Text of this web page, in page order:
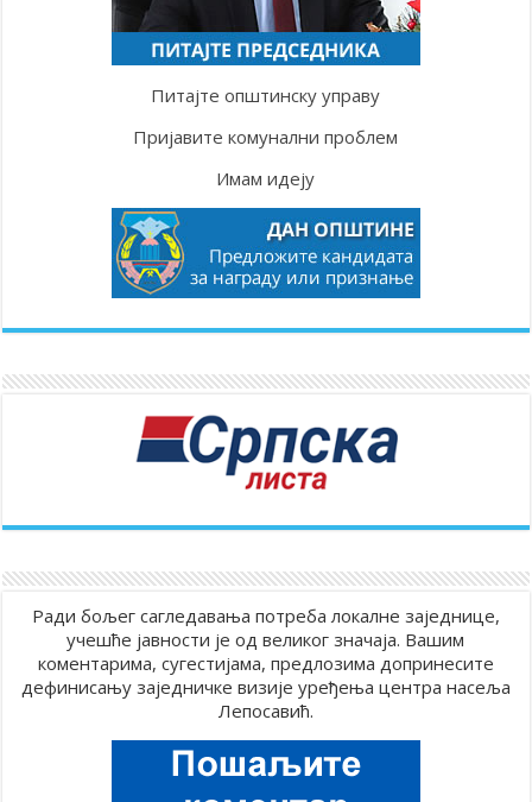
Питајте општинску управу
Пријавите комунални проблем
Имам идеју
Ради бољег сагледавања потреба локалне заједнице,
учешће јавности је од великог значаја. Вашим
коментарима, сугестијама, предлозима допринесите
дефинисању заједничке визије уређења центра насеља
Лепосавић.